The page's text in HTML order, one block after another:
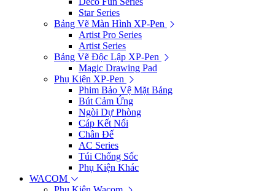
Star Series
Bảng Vẽ Màn Hình XP-Pen
Artist Pro Series
Artist Series
Bảng Vẽ Độc Lập XP-Pen
Magic Drawing Pad
Phụ Kiện XP-Pen
Phim Bảo Vệ Mặt Bảng
Bút Cảm Ứng
Ngòi Dự Phòng
Cáp Kết Nối
Chân Đế
AC Series
Túi Chống Sốc
Phụ Kiện Khác
WACOM